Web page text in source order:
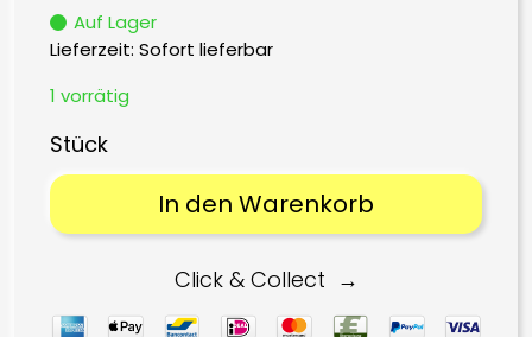
Auf Lager
Lieferzeit: Sofort lieferbar
1 vorrätig
In den Warenkorb
Click & Collect